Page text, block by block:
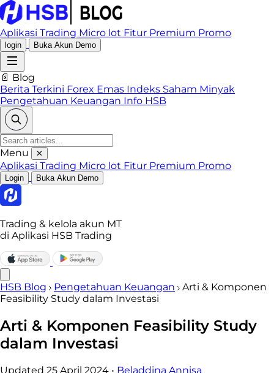
Aplikasi Trading Micro lot Fitur Premium Promo
login Buka Akun Demo
📄 Blog
Berita Terkini Forex Emas Indeks Saham Minyak
Pengetahuan Keuangan Info HSB
Menu ✕
Aplikasi Trading Micro lot Fitur Premium Promo
Login Buka Akun Demo
Trading & kelola akun MT
di Aplikasi HSB Trading
HSB Blog Pengetahuan Keuangan
Arti & Komponen
Feasibility Study dalam Investasi
Arti & Komponen Feasibility Study
dalam Investasi
Updated 25 April 2024 • Beladdina Annisa